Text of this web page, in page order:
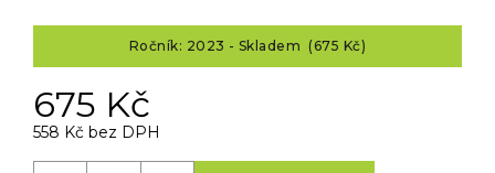
Ročník: 2023 - Skladem (675 Kč)
675 Kč
558 Kč bez DPH
D
o
p
o